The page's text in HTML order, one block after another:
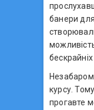
банери
Незабаром
курсу.
прогавте